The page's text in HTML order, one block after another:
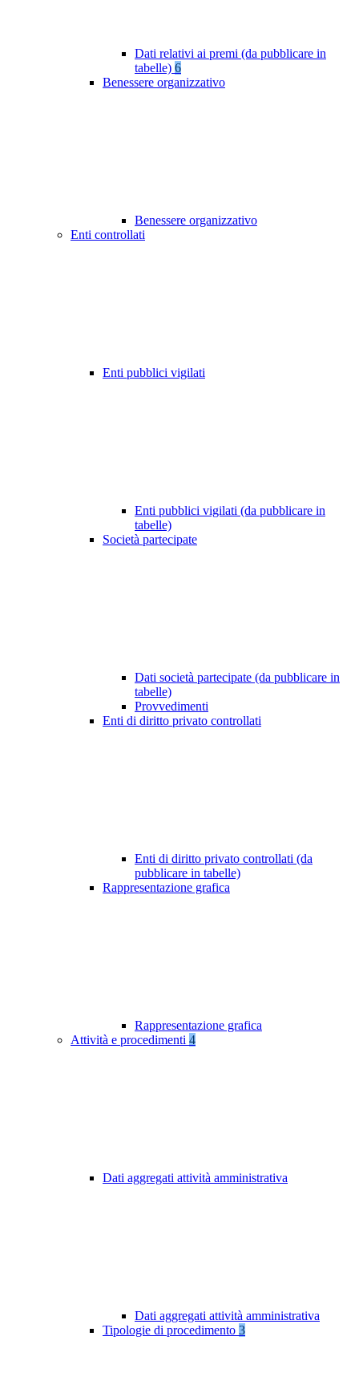
Dati relativi ai premi (da pubblicare in
tabelle) 6
Benessere organizzativo
Benessere organizzativo
Enti controllati
Enti pubblici vigilati
Enti pubblici vigilati (da pubblicare in
tabelle)
Società partecipate
Dati società partecipate (da pubblicare in
tabelle)
Provvedimenti
Enti di diritto privato controllati
Enti di diritto privato controllati (da
pubblicare in tabelle)
Rappresentazione grafica
Rappresentazione grafica
Attività e procedimenti 4
Dati aggregati attività amministrativa
Dati aggregati attività amministrativa
Tipologie di procedimento 3